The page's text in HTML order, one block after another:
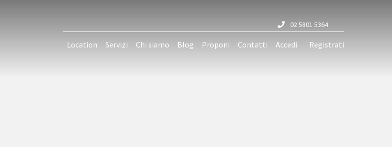
02 5801 5364
Location Servizi Chi siamo Blog Proponi Contatti Accedi Registrati